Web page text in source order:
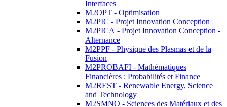
Interfaces
M2OPT - Optimisation
M2PIC - Projet Innovation Conception
M2PICA - Projet Innovation Conception -
Alternance
M2PPF - Physique des Plasmas et de la
Fusion
M2PROBAFI - Mathématiques
Financières : Probabilités et Finance
M2REST - Renewable Energy, Science
and Technology
M2SMNO - Sciences des Matériaux et des